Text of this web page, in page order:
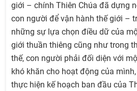
giới – chính Thiên Chúa đã dựng
con người để vận hành thế giới –
những sự lựa chọn điều dữ của
giới thuần thiêng cũng như trong
thế, con người phải đối diện với
khó khăn cho hoạt động của
thực hiện kế hoạch ban đầu của